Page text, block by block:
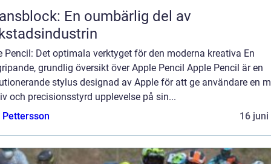
En oumbärlig del av
Pencil: Det optimala verktyget för den moderna kreativa En
grundlig översikt över Apple Pencil Apple Pencil är en
stylus designad av Apple för att ge användare en
och precisionsstyrd upplevelse på sin...
16 juni